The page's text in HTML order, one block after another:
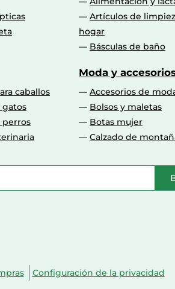
Artículos de
hogar
Básculas de baño
caballos
gatos
perros
Moda y
Accesorios de
Bolsos y maletas
Botas mujer
Calzado de
Configuración de la privacidad